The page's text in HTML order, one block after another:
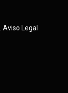
Aviso Legal